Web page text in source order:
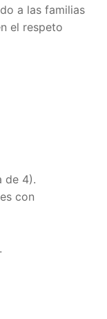
a las familias
el respeto
de 4).
con